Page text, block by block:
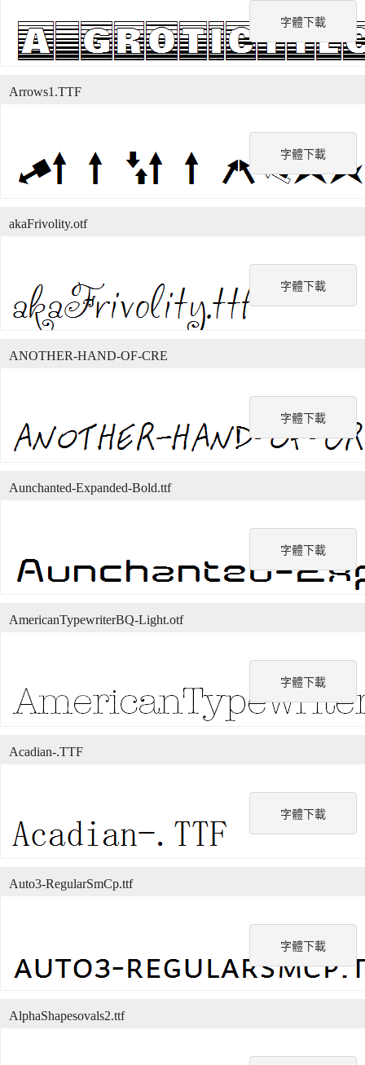
字體下載
字體下載
Arrows1.TTF
字體下載
akaFrivolity.otf
字體下載
ANOTHER-HAND-OF-CRE
字體下載
Aunchanted-Expanded-Bold.ttf
字體下載
AmericanTypewriterBQ-Light.otf
字體下載
Acadian-.TTF
字體下載
Auto3-RegularSmCp.ttf
AlphaShapesovals2.ttf